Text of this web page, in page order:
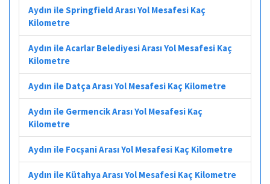
Aydın ile Springfield Arası Yol Mesafesi Kaç
Kilometre
Aydın ile Acarlar Belediyesi Arası Yol Mesafesi Kaç
Kilometre
Aydın ile Datça Arası Yol Mesafesi Kaç Kilometre
Aydın ile Germencik Arası Yol Mesafesi Kaç
Kilometre
Aydın ile Focșani Arası Yol Mesafesi Kaç Kilometre
Aydın ile Kütahya Arası Yol Mesafesi Kaç Kilometre